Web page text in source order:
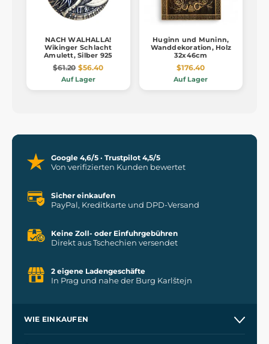
NACH WALHALLA!
Wikinger Schlacht
Amulett, Silber 925
$61.20 $56.40
Auf Lager
Huginn und Muninn,
Wanddekoration, Holz
32x46cm
$176.40
Auf Lager
Google 4,6/5 · Trustpilot 4,5/5
Von verifizierten Kunden bewertet
Sicher einkaufen
PayPal, Kreditkarte und DPD-Versand
Keine Zoll- oder Einfuhrgebühren
Direkt aus Tschechien versendet
2 eigene Ladengeschäfte
In Prag und nahe der Burg Karlštejn
WIE EINKAUFEN